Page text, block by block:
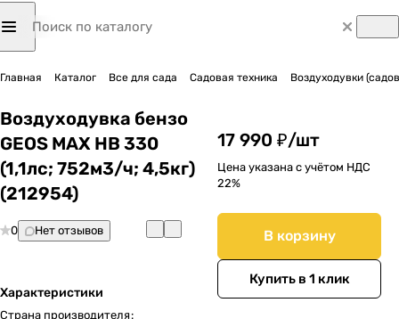
Главная Каталог Все для сада Садовая техника Воздуходувки
Воздуходувка бензо
GEOS MAX HB 330
(1,1лс; 752м3/ч; 4,5кг)
(212954)
0 Нет отзывов
Характеристики
Страна производителя:
17 990 ₽/шт
Цена указана с учётом НДС
22%
В корзину
Купить в 1 клик